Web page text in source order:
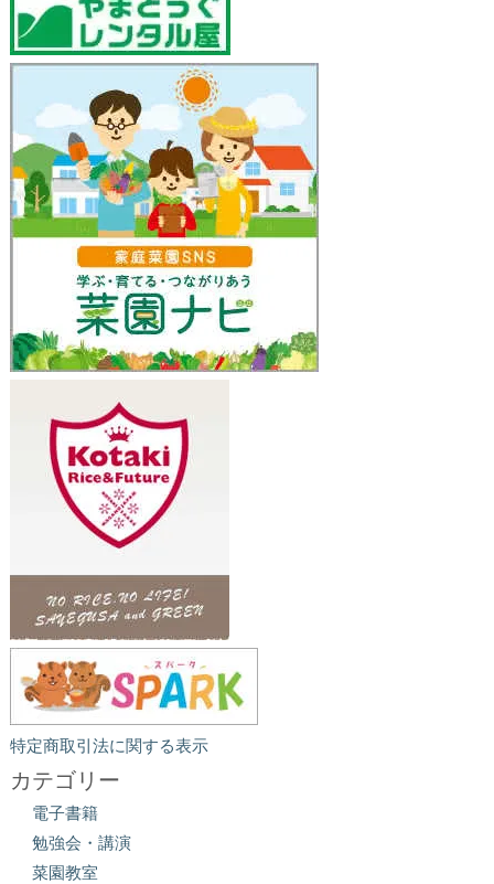
特定商取引法に関する表示
カテゴリー
電子書籍
勉強会・講演
菜園教室